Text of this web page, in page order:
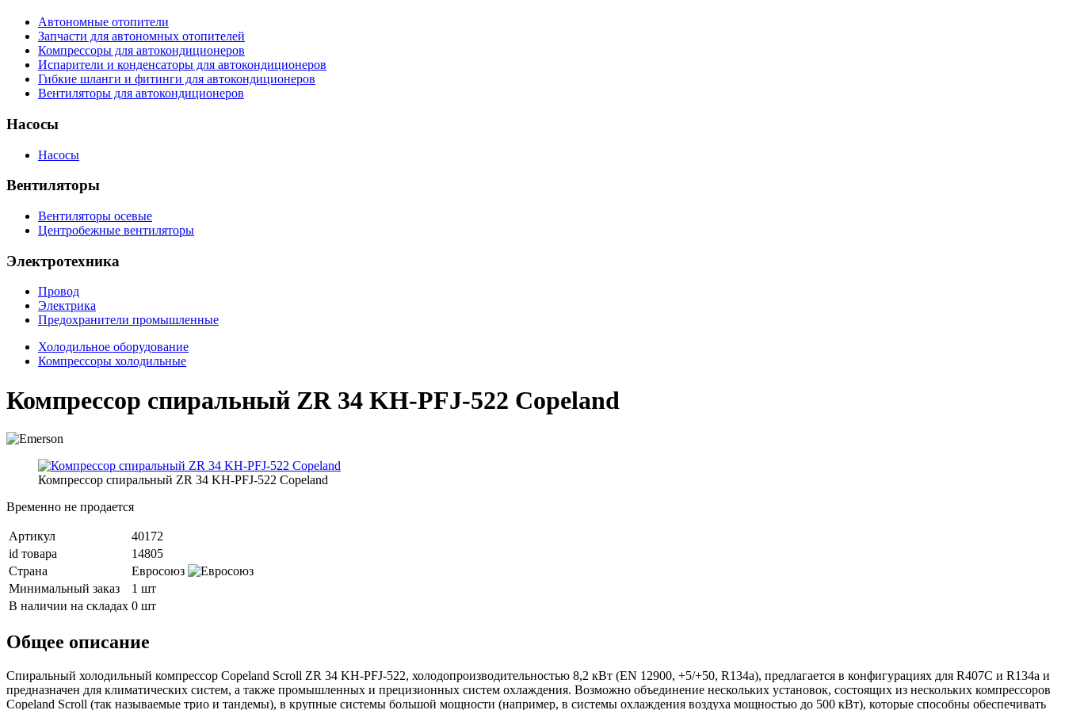
Автономные отопители
Запчасти для автономных отопителей
Компрессоры для автокондиционеров
Испарители и конденсаторы для автокондиционеров
Гибкие шланги и фитинги для автокондиционеров
Вентиляторы для автокондиционеров
Насосы
Насосы
Вентиляторы
Вентиляторы осевые
Центробежные вентиляторы
Электротехника
Провод
Электрика
Предохранители промышленные
Холодильное оборудование
Компрессоры холодильные
Компрессор спиральный ZR 34 KH-PFJ-522 Copeland
Компрессор спиральный ZR 34 KH-PFJ-522 Copeland
Временно не продается
Артикул
40172
id товара
14805
Страна
Евросоюз
Минимальный заказ
1 шт
В наличии на складах 0 шт
Общее описание
Спиральный холодильный компрессор Copeland Scroll ZR 34 KH-PFJ-522, холодопроизводительностью 8,2 кВт (EN 12900, +5/+50, R134a), предлагается в конфигурациях для R407C и R134a и
предназначен для климатических систем, а также промышленных и прецизионных систем охлаждения. Возможно объединение нескольких установок, состоящих из нескольких компрессоров
Copeland Scroll (так называемые трио и тандемы), в крупные системы большой мощности (например, в системы охлаждения воздуха мощностью до 500 кВт), которые способны обеспечивать